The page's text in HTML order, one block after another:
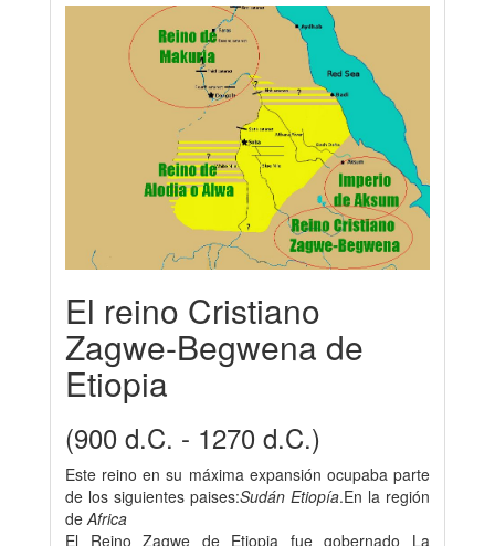
El reino Cristiano
Zagwe-Begwena de
Etiopia
(900 d.C. - 1270 d.C.)
Este reino en su máxima expansión ocupaba parte
de los siguientes paises:Sudán Etiopía.En la región
deAfrica
El Reino Zagwe de Etiopia fue gobernado La